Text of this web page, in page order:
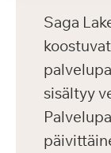
Saga
sisältyy